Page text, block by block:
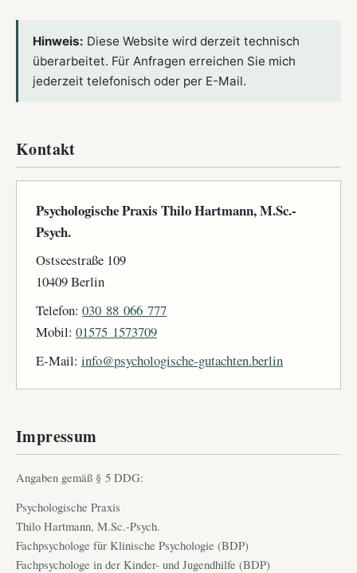
Hinweis: Diese Website wird derzeit technisch
überarbeitet. Für Anfragen erreichen Sie mich
jederzeit telefonisch oder per E-Mail.
Kontakt
Psychologische Praxis Thilo Hartmann, M.Sc.-
Psych.
Ostseestraße 109
10409 Berlin
Telefon: 030 88 066 777
Mobil: 01575 1573709
E-Mail: info@psychologische-gutachten.berlin
Impressum
Angaben gemäß § 5 DDG:
Psychologische Praxis
Thilo Hartmann, M.Sc.-Psych.
Fachpsychologe für Klinische Psychologie (BDP)
Fachpsychologe in der Kinder- und Jugendhilfe (BDP)